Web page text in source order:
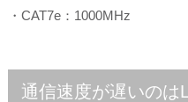
・CAT7e：1000MHz
通信速度が遅いのは